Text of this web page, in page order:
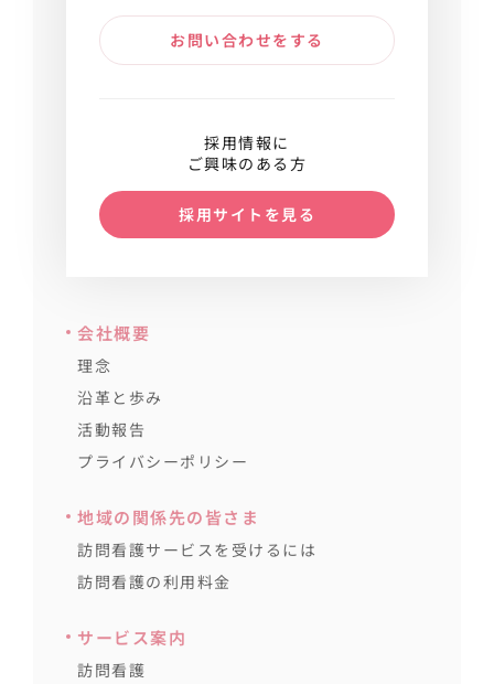
お問い合わせをする
採用情報に
ご興味のある方
採用サイトを見る
会社概要
理念
沿革と歩み
活動報告
プライバシーポリシー
地域の関係先の皆さま
訪問看護サービスを受けるには
訪問看護の利用料金
サービス案内
訪問看護